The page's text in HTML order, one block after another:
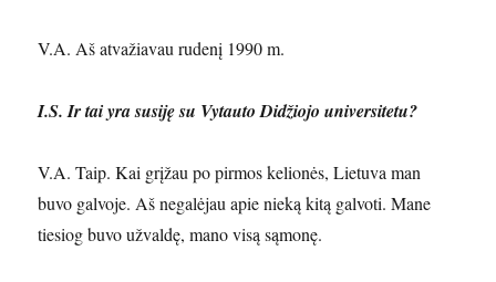
V.A. Aš atvažiavau rudenį 1990 m.
I.S. Ir tai yra susiję su Vytauto Didžiojo universitetu?
V.A. Taip. Kai grįžau po pirmos kelionės, Lietuva man
buvo galvoje. Aš negalėjau apie nieką kitą galvoti. Mane
tiesiog buvo užvaldę, mano visą sąmonę.